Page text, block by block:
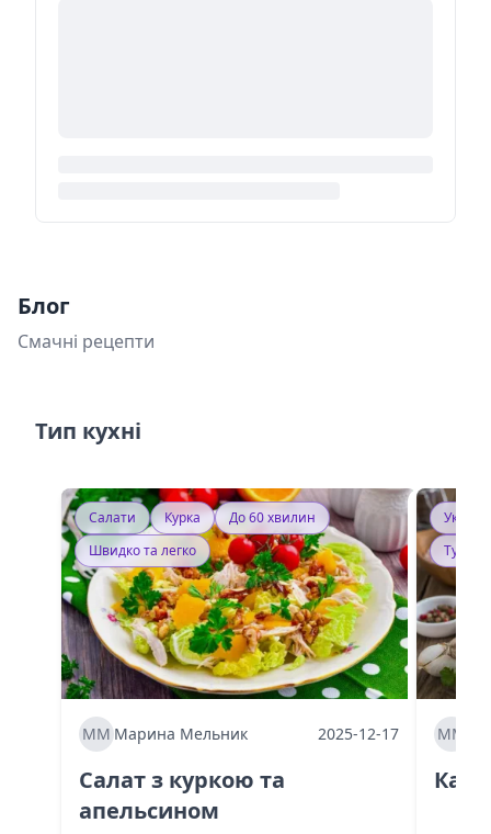
Блог
Смачні рецепти
Тип кухні
Салати Курка
До 60 хвилин
Швидко та легко
ММ Марина Мельник 2025-12-17
Салат з куркою та
апельсином
ММ